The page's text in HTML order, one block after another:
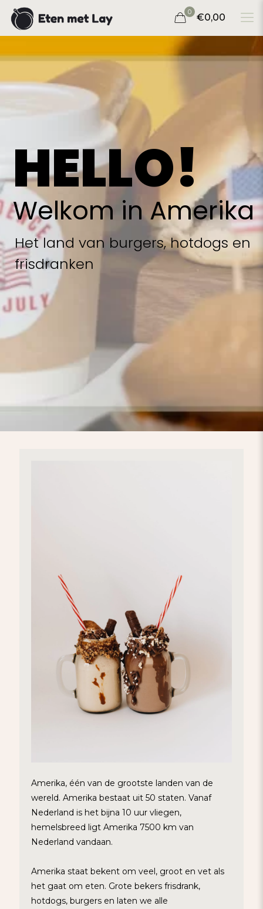
0 €0,00
HELLO!
Welkom in Amerika
Het land van burgers, hotdogs en
frisdranken
Amerika, één van de grootste landen van de
wereld. Amerika bestaat uit 50 staten. Vanaf
Nederland is het bijna 10 uur vliegen,
hemelsbreed ligt Amerika 7500 km van
Nederland vandaan.
Amerika staat bekent om veel, groot en vet als
het gaat om eten. Grote bekers frisdrank,
hotdogs, burgers en laten we alle